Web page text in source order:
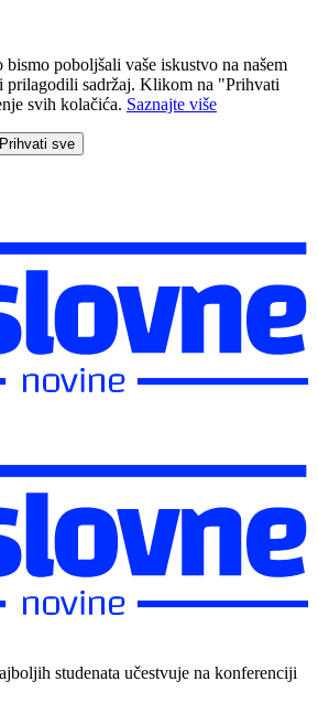
poboljšali vaše iskustvo na našem
prilagodili sadržaj. Klikom na "Prihvati
svih kolačića. Saznajte više
Prihvati sve
studenata učestvuje na konferenciji